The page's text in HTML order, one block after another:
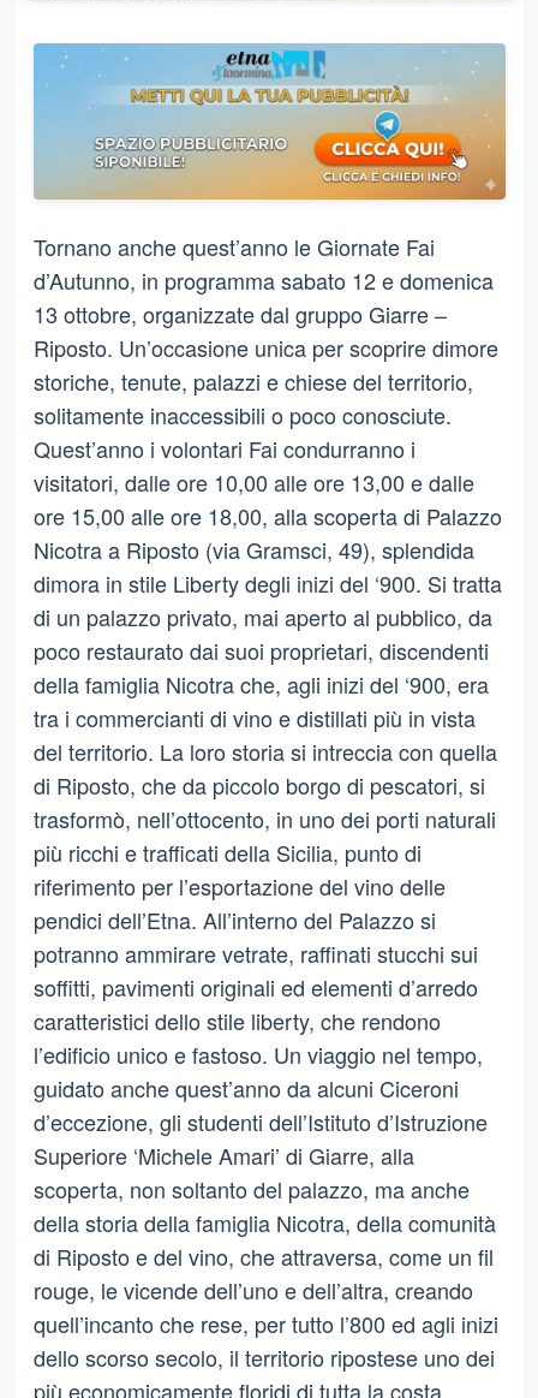
Tornano anche quest’anno le Giornate Fai
d’Autunno, in programma sabato 12 e domenica
13 ottobre, organizzate dal gruppo Giarre –
Riposto. Un’occasione unica per scoprire dimore
storiche, tenute, palazzi e chiese del territorio,
solitamente inaccessibili o poco conosciute.
Quest’anno i volontari Fai condurranno i
visitatori, dalle ore 10,00 alle ore 13,00 e dalle
ore 15,00 alle ore 18,00, alla scoperta di Palazzo
Nicotra a Riposto (via Gramsci, 49), splendida
dimora in stile Liberty degli inizi del ‘900. Si tratta
di un palazzo privato, mai aperto al pubblico, da
poco restaurato dai suoi proprietari, discendenti
della famiglia Nicotra che, agli inizi del ‘900, era
tra i commercianti di vino e distillati più in vista
del territorio. La loro storia si intreccia con quella
di Riposto, che da piccolo borgo di pescatori, si
trasformò, nell’ottocento, in uno dei porti naturali
più ricchi e trafficati della Sicilia, punto di
riferimento per l’esportazione del vino delle
pendici dell’Etna. All’interno del Palazzo si
potranno ammirare vetrate, raffinati stucchi sui
soffitti, pavimenti originali ed elementi d’arredo
caratteristici dello stile liberty, che rendono
l’edificio unico e fastoso. Un viaggio nel tempo,
guidato anche quest’anno da alcuni Ciceroni
d’eccezione, gli studenti dell’Istituto d’Istruzione
Superiore ‘Michele Amari’ di Giarre, alla
scoperta, non soltanto del palazzo, ma anche
della storia della famiglia Nicotra, della comunità
di Riposto e del vino, che attraversa, come un fil
rouge, le vicende dell’uno e dell’altra, creando
quell’incanto che rese, per tutto l’800 ed agli inizi
dello scorso secolo, il territorio ripostese uno dei
più economicamente floridi di tutta la costa